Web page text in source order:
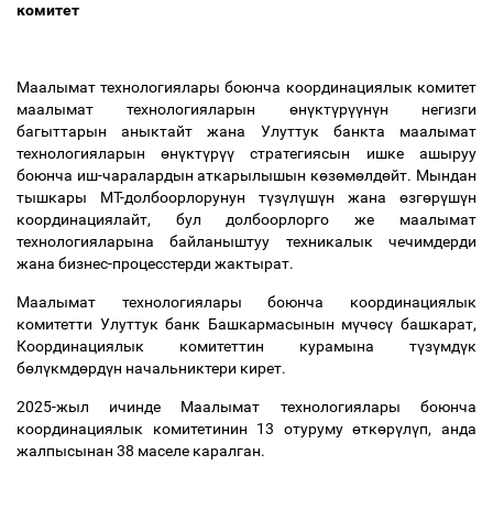
комитет
Маалымат технологиялары боюнча координациялык комитет
маалымат технологияларын
өнүктүрүүнүн негизги
багыттарын аныктайт жана Улуттук банкта маалымат
технологияларын
өнүктүрүү
стратегиясын ишке ашыруу
боюнча иш-чаралардын аткарылышын көзөмөлдөйт. Мындан
тышкары МТ-долбоорлорунун түзүлүшүн жана өзгөрүшүн
координациялайт, бул долбоорлорго же маалымат
технологияларына байланыштуу техникалык чечимдерди
жана бизнес-процесстерди жактырат.
Маалымат технологиялары боюнча координациялык
комитетти Улуттук банк Башкармасынын мүчөсү башкарат,
Координациялык комитеттин курамына түзүмдүк
бөлүкмдөрдүн начальниктери кирет.
2025-жыл ичинде Маалымат технологиялары боюнча
координациялык комитетинин 13 отуруму өткөрүлүп, анда
жалпысынан 38 маселе каралган.